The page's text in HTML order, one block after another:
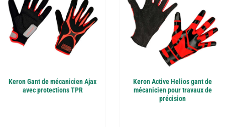
Keron Gant de mécanicien Ajax
avec protections TPR
Keron Active Helios gant de
mécanicien pour travaux de
précision